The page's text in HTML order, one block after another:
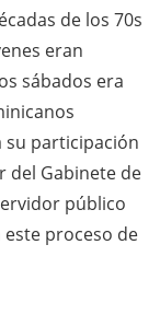
de los 70s
eran
sábados era
su participación
del Gabinete de
público
proceso de